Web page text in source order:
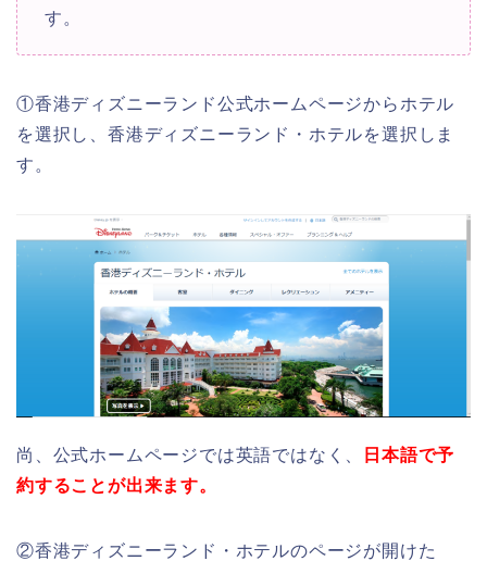
す。
①香港ディズニーランド公式ホームページからホテル
を選択し、香港ディズニーランド・ホテルを選択しま
す。
尚、公式ホームページでは英語ではなく、
日本語で予
約することが出来ます。
②香港ディズニーランド・ホテルのページが開けた